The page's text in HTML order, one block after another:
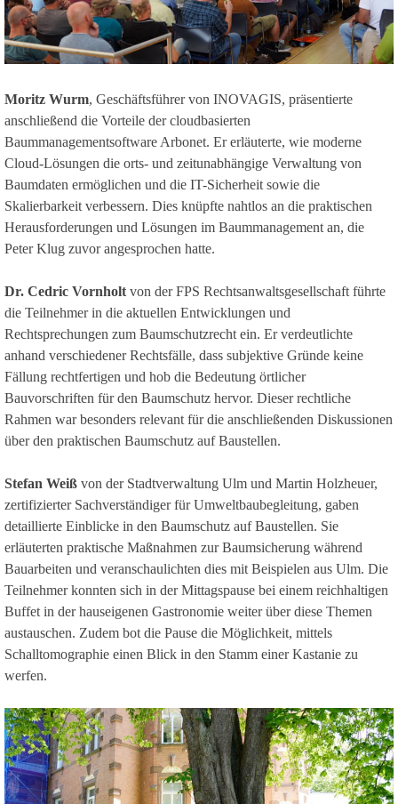
Moritz Wurm, Geschäftsführer von INOVAGIS, präsentierte
anschließend die Vorteile der cloudbasierten
Baummanagementsoftware Arbonet. Er erläuterte, wie moderne
Cloud-Lösungen die orts- und zeitunabhängige Verwaltung von
Baumdaten ermöglichen und die IT-Sicherheit sowie die
Skalierbarkeit verbessern. Dies knüpfte nahtlos an die praktischen
Herausforderungen und Lösungen im Baummanagement an, die
Peter Klug zuvor angesprochen hatte.
Dr. Cedric Vornholt von der FPS Rechtsanwaltsgesellschaft führte
die Teilnehmer in die aktuellen Entwicklungen und
Rechtsprechungen zum Baumschutzrecht ein. Er verdeutlichte
anhand verschiedener Rechtsfälle, dass subjektive Gründe keine
Fällung rechtfertigen und hob die Bedeutung örtlicher
Bauvorschriften für den Baumschutz hervor. Dieser rechtliche
Rahmen war besonders relevant für die anschließenden Diskussionen
über den praktischen Baumschutz auf Baustellen.
Stefan Weiß von der Stadtverwaltung Ulm und Martin Holzheuer,
zertifizierter Sachverständiger für Umweltbaubegleitung, gaben
detaillierte Einblicke in den Baumschutz auf Baustellen. Sie
erläuterten praktische Maßnahmen zur Baumsicherung während
Bauarbeiten und veranschaulichten dies mit Beispielen aus Ulm. Die
Teilnehmer konnten sich in der Mittagspause bei einem reichhaltigen
Buffet in der hauseigenen Gastronomie weiter über diese Themen
austauschen. Zudem bot die Pause die Möglichkeit, mittels
Schalltomographie einen Blick in den Stamm einer Kastanie zu
werfen.